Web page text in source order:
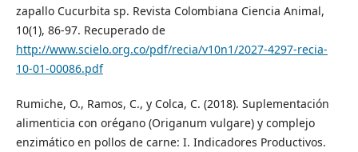
zapallo Cucurbita sp. Revista Colombiana Ciencia Animal,
10(1), 86-97. Recuperado de
http://www.scielo.org.co/pdf/recia/v10n1/2027-4297-recia-
10-01-00086.pdf
Rumiche, O., Ramos, C., y Colca, C. (2018). Suplementación
alimenticia con orégano (Origanum vulgare) y complejo
enzimático en pollos de carne: I. Indicadores Productivos.